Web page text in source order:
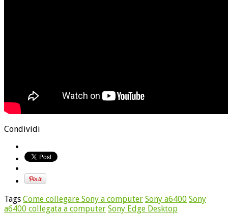
Condividi
Tags Come collegare Sony a computer Sony a6400 Sony
a6400 collegata a computer Sony Edge Desktop